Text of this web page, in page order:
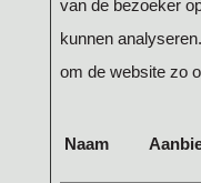
van de bezoeker
kunnen
om de website zo
Naam